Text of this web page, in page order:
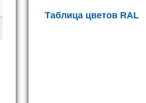
Таблица цветов RAL